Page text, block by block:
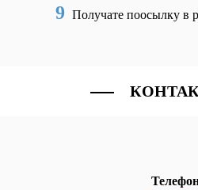
9 Получате поосылку в